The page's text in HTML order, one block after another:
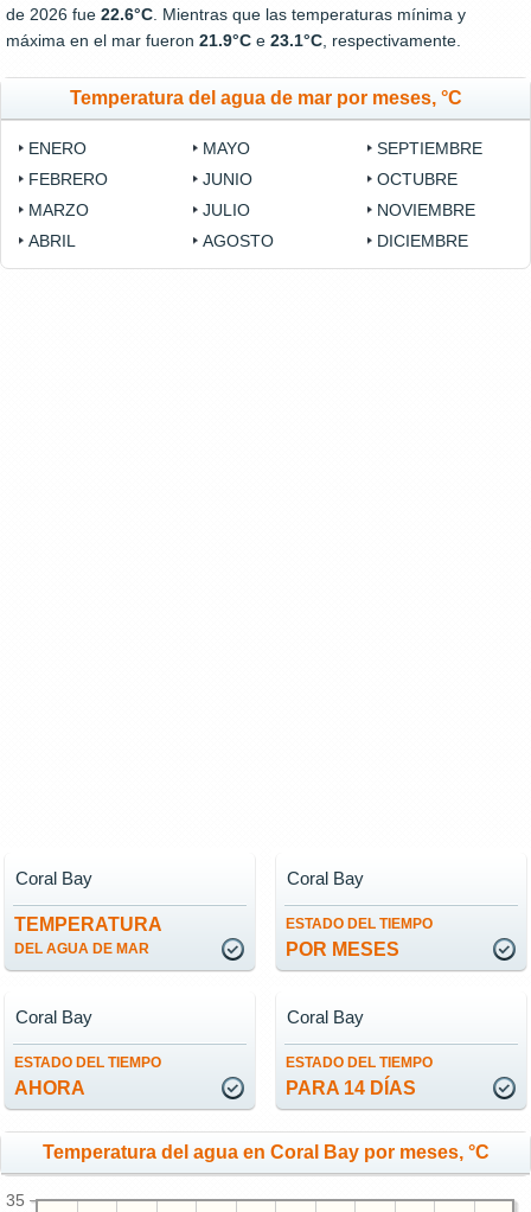
de 2026 fue 22.6°C. Mientras que las temperaturas mínima y
máxima en el mar fueron 21.9°C e 23.1°C, respectivamente.
Temperatura del agua de mar por meses, °C
ENERO
FEBRERO
MARZO
ABRIL
MAYO
JUNIO
JULIO
AGOSTO
SEPTIEMBRE
OCTUBRE
NOVIEMBRE
DICIEMBRE
TEMPERATURA
DEL AGUA DE MAR
Coral Bay
ESTADO DEL TIEMPO
POR MESES
Coral Bay
ESTADO DEL TIEMPO
AHORA
Coral Bay
ESTADO DEL TIEMPO
PARA 14 DÍAS
Coral Bay
Temperatura del agua en Coral Bay por meses, °C
35